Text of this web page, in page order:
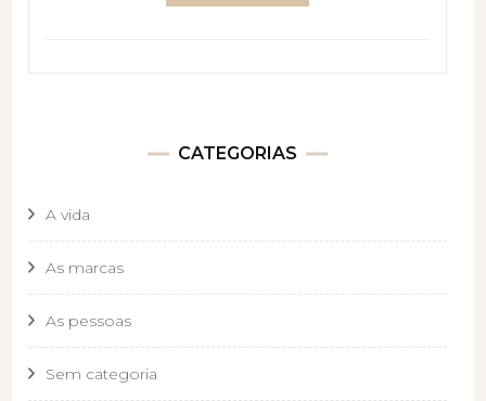
CATEGORIAS
A vida
As marcas
As pessoas
Sem categoria